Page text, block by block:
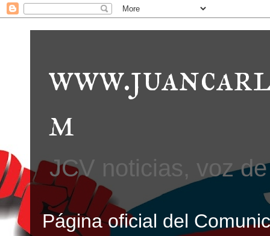
m
JCV noticias, voz
Página oficial del